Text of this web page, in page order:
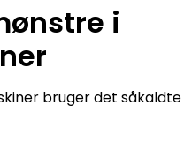
i
bruger det såkaldte